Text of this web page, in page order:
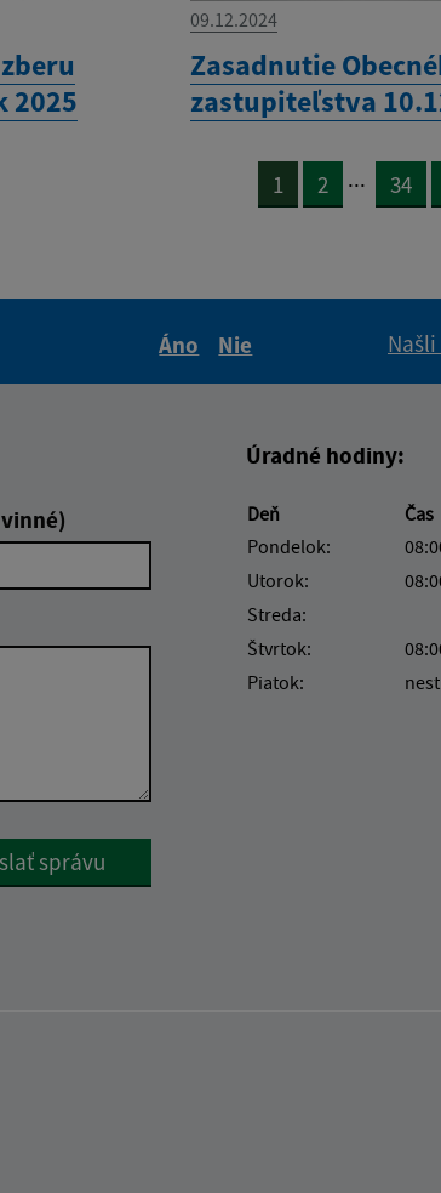
2025
09.12.2024
Zasadnutie
zastupiteľstva
1 2 ... 34
Áno
Nie
Response
správu
Úradné hodiny:
Deň
Čas
Pondelok:
Utorok:
Streda:
Štvrtok:
Piatok: